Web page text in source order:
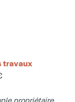
travaux